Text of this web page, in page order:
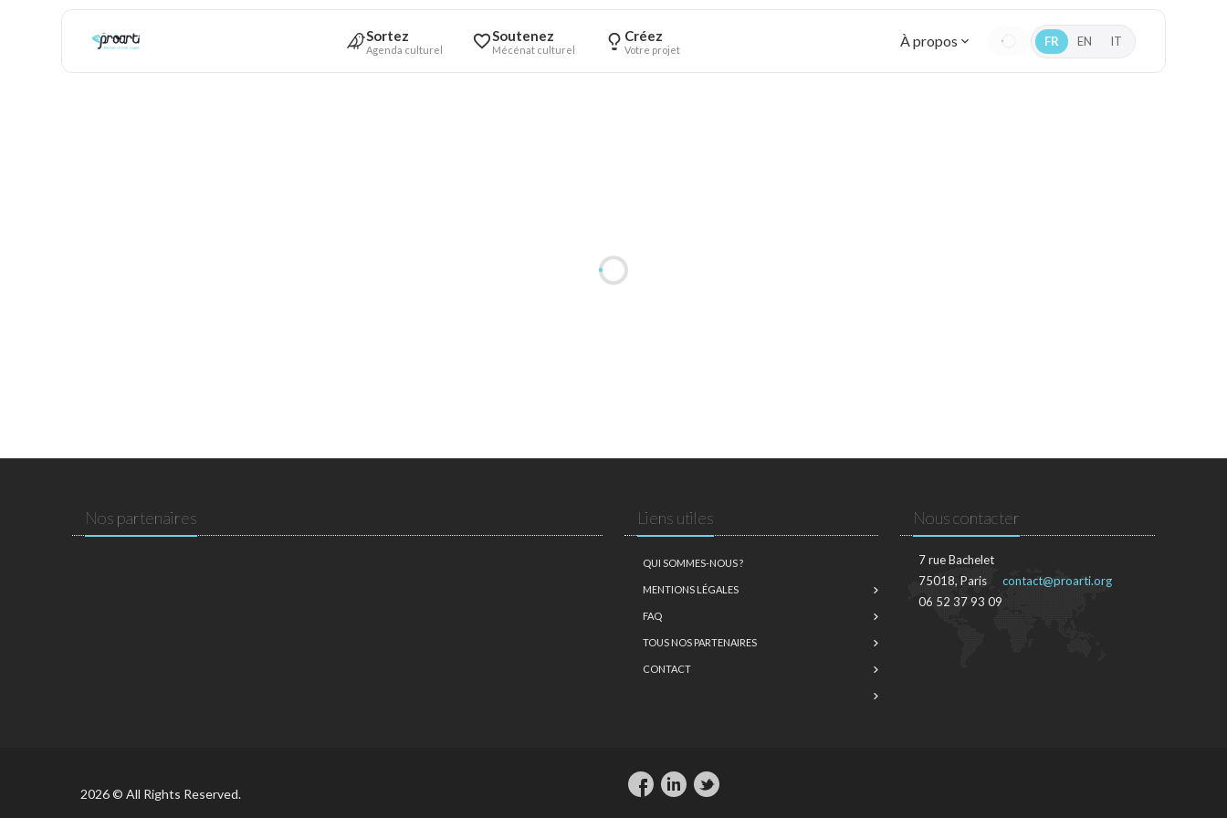
Sortez
Agenda culturel
Soutenez
Mécénat culturel
Créez
Votre projet À propos FR EN IT
Nos partenaires Liens utiles
QUI SOMMES-NOUS ?
MENTIONS LÉGALES
FAQ
TOUS NOS PARTENAIRES
CONTACT
Nous contacter
7 rue Bachelet
75018, Paris
06 52 37 93 09
contact@proarti.org
2026 © All Rights Reserved.